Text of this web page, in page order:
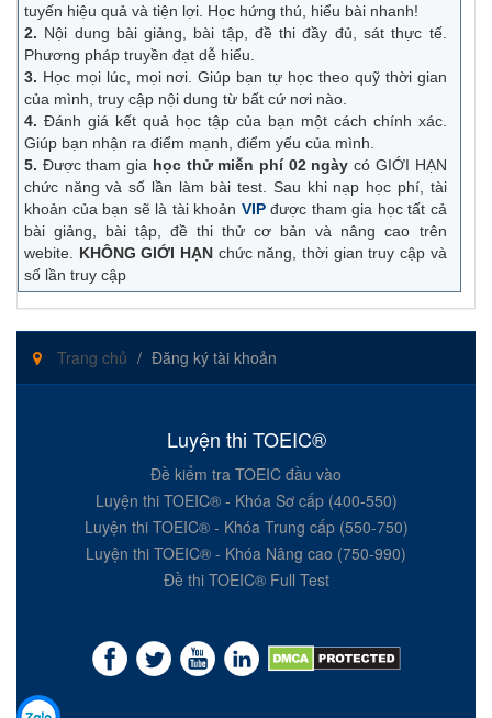
tuyến hiệu quả và tiện lợi. Học hứng thú, hiểu bài nhanh!
2. Nội dung bài giảng, bài tập, đề thi đầy đủ, sát thực tế.
Phương pháp truyền đạt dễ hiểu.
3. Học mọi lúc, mọi nơi. Giúp bạn tự học theo quỹ thời gian
của mình, truy cập nội dung từ bất cứ nơi nào.
4. Đánh giá kết quả học tập của bạn một cách chính xác.
Giúp bạn nhận ra điểm mạnh, điểm yếu của mình.
5. Được tham gia học thử miễn phí 02 ngày có GIỚI HẠN
chức năng và số lần làm bài test. Sau khi nạp học phí, tài
khoản của bạn sẽ là tài khoản VIPđược tham gia học tất cả
bài giảng, bài tập, đề thi thử cơ bản và nâng cao trên
webite. KHÔNG GIỚI HẠNchức năng, thời gian truy cập và
số lần truy cập
Trang chủ Đăng ký tài khoản
Luyện thi TOEIC®
Đề kiểm tra TOEIC đầu vào
Luyện thi TOEIC® - Khóa Sơ cấp (400-550)
Luyện thi TOEIC® - Khóa Trung cấp (550-750)
Luyện thi TOEIC® - Khóa Nâng cao (750-990)
Đề thi TOEIC® Full Test